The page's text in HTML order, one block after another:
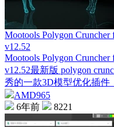
Mootools Polygon
v12.52
Mootools Polygon
v12.52最新版 polygon
秀的一款3D模型优化插件
AMD965
6年前
8221